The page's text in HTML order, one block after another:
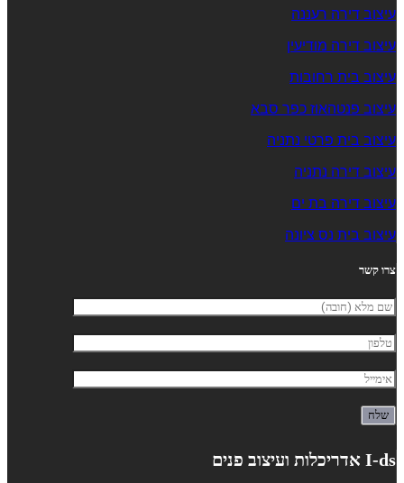
עיצוב דירה רעננה
עיצוב דירה מודיעין
עיצוב בית רחובות
עיצוב פנטהאוז כפר סבא
עיצוב בית פרטי נתניה
עיצוב דירה נתניה
עיצוב דירה בת ים
עיצוב בית נס ציונה
צרו קשר
I-ds אדריכלות ועיצוב פנים